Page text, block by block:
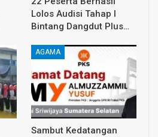
Lolos Audisi Tahap I
Bintang Dangdut Plus…
AGAMA
Sambut Kedatangan